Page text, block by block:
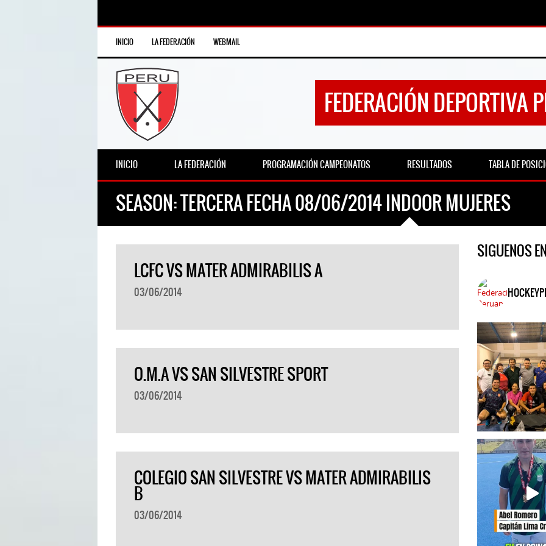
INICIO LA FEDERACIÓN WEBMAIL
FEDERACIÓN DEPORTIVA
INICIO LA FEDERACIÓN PROGRAMACIÓN CAMPEONATOS RESULTADOS TABLA DE
SEASON:TERCERA FECHA 08/06/2014 INDOOR MUJERES
LCFC VS MATER ADMIRABILIS A
03/06/2014
O.M.A VS SAN SILVESTRE SPORT
03/06/2014
COLEGIO SAN SILVESTRE VS MATER ADMIRABILIS
B
03/06/2014
SIGUENOS